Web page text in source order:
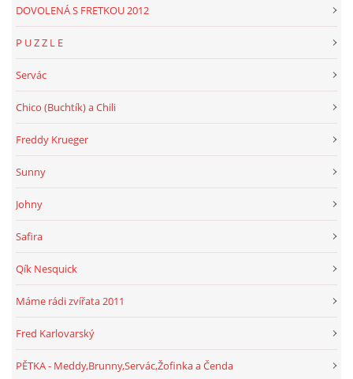
DOVOLENÁ S FRETKOU 2012
P U Z Z L E
Servác
Chico (Buchtík) a Chili
Freddy Krueger
Sunny
Johny
Safira
Qík Nesquick
Máme rádi zvířata 2011
Fred Karlovarský
PĚTKA - Meddy,Brunny,Servác,Žofinka a Čenda